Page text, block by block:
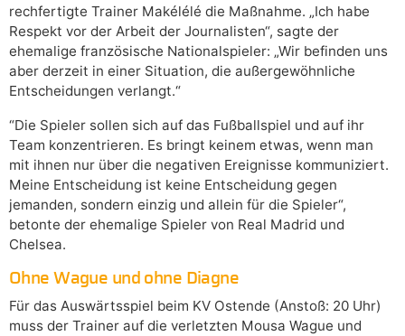
rechfertigte Trainer Makélélé die Maßnahme. „Ich habe
Respekt vor der Arbeit der Journalisten“, sagte der
ehemalige französische Nationalspieler: „Wir befinden uns
aber derzeit in einer Situation, die außergewöhnliche
Entscheidungen verlangt.“
“Die Spieler sollen sich auf das Fußballspiel und auf ihr
Team konzentrieren. Es bringt keinem etwas, wenn man
mit ihnen nur über die negativen Ereignisse kommuniziert.
Meine Entscheidung ist keine Entscheidung gegen
jemanden, sondern einzig und allein für die Spieler“,
betonte der ehemalige Spieler von Real Madrid und
Chelsea.
Ohne Wague und ohne Diagne
Für das Auswärtsspiel beim KV Ostende (Anstoß: 20 Uhr)
muss der Trainer auf die verletzten Mousa Wague und